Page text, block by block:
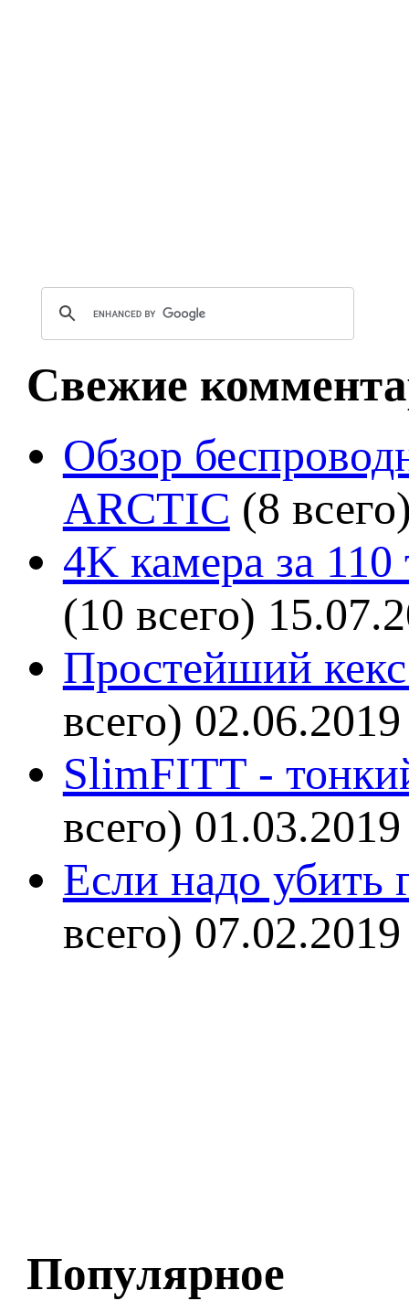
Свежие
Обзор
ARCTIC (8
4K камера за
(10 всего)
Простейший кекс
всего) 02.06.2019
SlimFITT -
всего) 01.03.2019
Если надо убить
всего) 07.02.2019
Популярное